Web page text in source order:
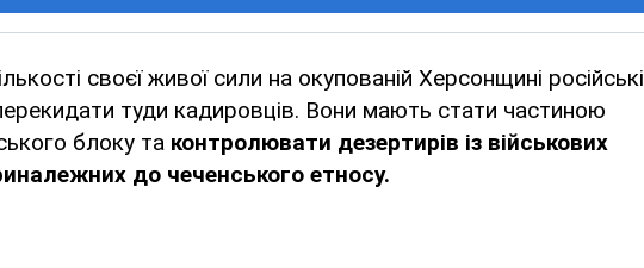
своєї живої сили на окупованій Херсонщині російські
туди кадировців. Вони мають стати частиною
блоку та контролювати дезертирів із військових
до чеченського етносу.